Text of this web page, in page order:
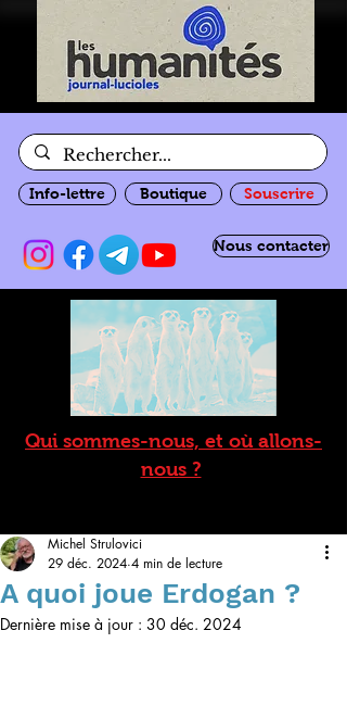
Info-lettre Boutique Souscrire
Nous contacter
Qui sommes-nous, et où allons-
nous ?
A quoi joue Erdogan ?
Michel Strulovici
29 déc. 2024 4 min de lecture
Dernière mise à jour : 30 déc. 2024